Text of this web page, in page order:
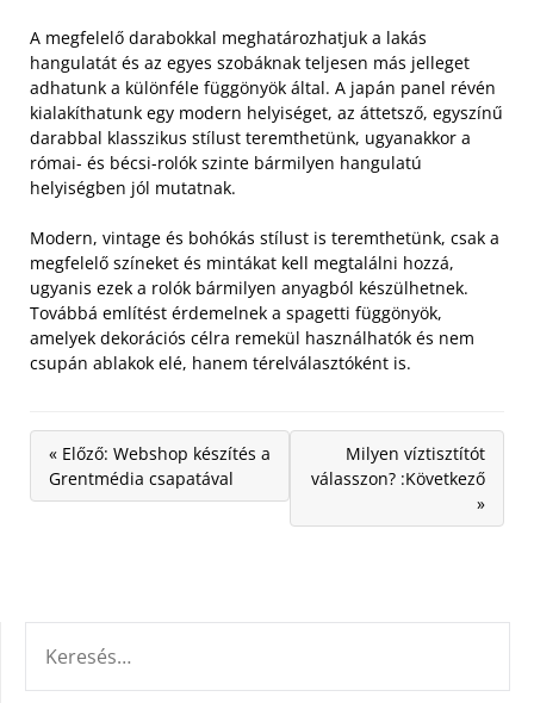
A megfelelő darabokkal meghatározhatjuk a lakás
hangulatát és az egyes szobáknak teljesen más jelleget
adhatunk a különféle függönyök által. A japán panel révén
kialakíthatunk egy modern helyiséget, az áttetsző, egyszínű
darabbal klasszikus stílust teremthetünk, ugyanakkor a
római- és bécsi-rolók szinte bármilyen hangulatú
helyiségben jól mutatnak.
Modern, vintage és bohókás stílust is teremthetünk, csak a
megfelelő színeket és mintákat kell megtalálni hozzá,
ugyanis ezek a rolók bármilyen anyagból készülhetnek.
Továbbá említést érdemelnek a spagetti függönyök,
amelyek dekorációs célra remekül használhatók és nem
csupán ablakok elé, hanem térelválasztóként is.
« Előző: Webshop készítés a
Grentmédia csapatával
Milyen víztisztítót
válasszon? :Következő
»